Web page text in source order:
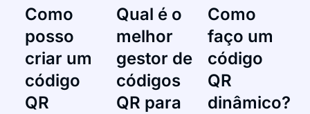
Como
posso
criar um
código
QR
Qual é o
melhor
gestor de
códigos
QR para
Como
faço um
código
QR
dinâmico?​